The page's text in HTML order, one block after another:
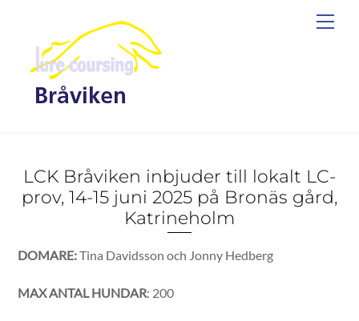
content
LCK Bråviken inbjuder till lokalt LC-
prov, 14-15 juni 2025 på Bronäs gård,
Katrineholm
DOMARE:Tina Davidsson och Jonny Hedberg
MAX ANTAL HUNDAR: 200